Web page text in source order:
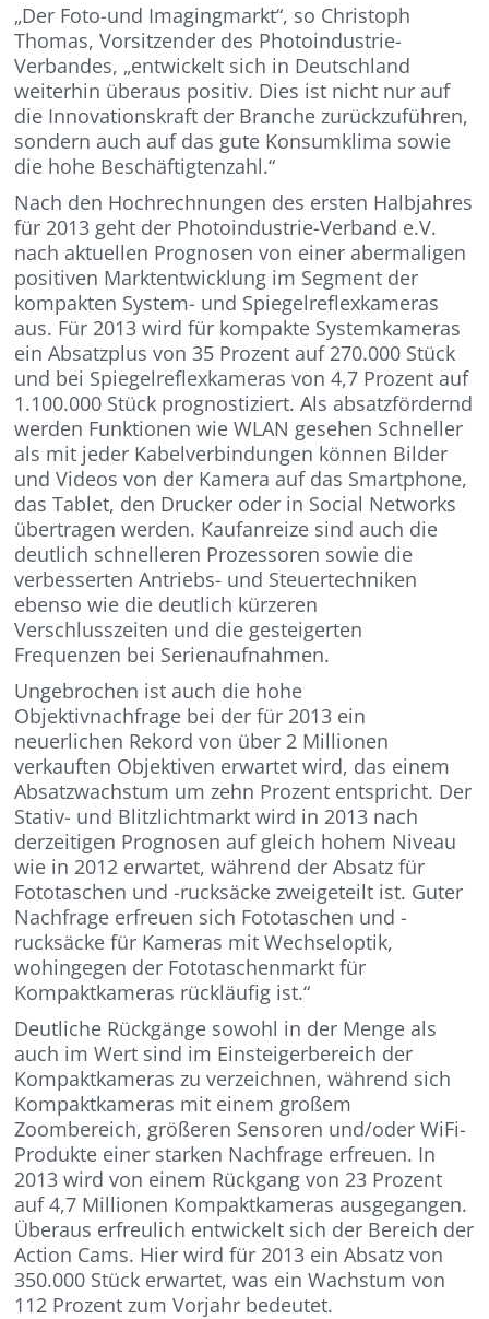
„Der Foto-und Imagingmarkt“, so Christoph
Thomas, Vorsitzender des Photoindustrie-
Verbandes, „entwickelt sich in Deutschland
weiterhin überaus positiv. Dies ist nicht nur auf
die Innovationskraft der Branche zurückzuführen,
sondern auch auf das gute Konsumklima sowie
die hohe Beschäftigtenzahl.“
Nach den Hochrechnungen des ersten Halbjahres
für 2013 geht der Photoindustrie-Verband e.V.
nach aktuellen Prognosen von einer abermaligen
positiven Marktentwicklung im Segment der
kompakten System- und Spiegelreflexkameras
aus. Für 2013 wird für kompakte Systemkameras
ein Absatzplus von 35 Prozent auf 270.000 Stück
und bei Spiegelreflexkameras von 4,7 Prozent auf
1.100.000 Stück prognostiziert. Als absatzfördernd
werden Funktionen wieWLAN gesehen Schneller
als mit jeder Kabelverbindungen können Bilder
und Videos von der Kamera auf das Smartphone,
das Tablet, den Drucker oder in Social Networks
übertragen werden. Kaufanreize sind auch die
deutlich schnelleren Prozessoren sowie die
verbesserten Antriebs- und Steuertechniken
ebenso wie die deutlich kürzeren
Verschlusszeiten und die gesteigerten
Frequenzen bei Serienaufnahmen.
Ungebrochen ist auch die hohe
Objektivnachfrage bei der für 2013 ein
neuerlichen Rekord von über 2 Millionen
verkauften Objektiven erwartet wird, das einem
Absatzwachstum um zehn Prozent entspricht. Der
Stativ- und Blitzlichtmarkt wird in 2013 nach
derzeitigen Prognosen auf gleich hohem Niveau
wie in 2012 erwartet, während der Absatz für
Fototaschen und -rucksäcke zweigeteilt ist. Guter
Nachfrage erfreuen sich Fototaschen und -
rucksäcke für Kameras mit Wechseloptik,
wohingegen der Fototaschenmarkt für
Kompaktkameras rückläufig ist.“
Deutliche Rückgänge sowohl in der Menge als
auch im Wert sind im Einsteigerbereich der
Kompaktkameras zu verzeichnen, während sich
Kompaktkameras mit einem großem
Zoombereich, größeren Sensoren und/oder WiFi-
Produkte einer starken Nachfrage erfreuen. In
2013 wird von einem Rückgang von 23 Prozent
auf 4,7 Millionen Kompaktkameras ausgegangen.
Überaus erfreulich entwickelt sich der Bereich der
Action Cams. Hier wird für 2013 ein Absatz von
350.000 Stück erwartet, was ein Wachstum von
112 Prozent zum Vorjahr bedeutet.